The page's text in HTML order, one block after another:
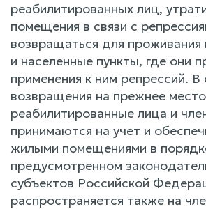
реабилитированных лиц,
помещения в связи с
возвращаться для проживания
и населенные пункты, где они
применения к ним репрессий. В
возвращения на прежнее
реабилитированные лица и
принимаются на учет и
жилыми помещениями в
предусмотренном
субъектов Российской
распространяется также на